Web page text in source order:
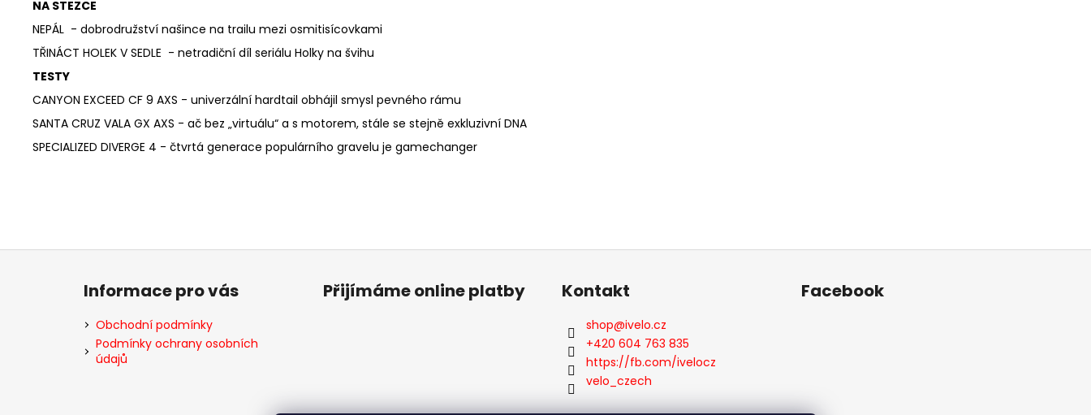
NA STEZCE
NEPÁL - dobrodružství našince na trailu mezi osmitisícovkami
TŘINÁCT HOLEK V SEDLE - netradiční díl seriálu Holky na švihu
TESTY
CANYON EXCEED CF 9 AXS - univerzální hardtail obhájil smysl pevného rámu
SANTA CRUZ VALA GX AXS - ač bez „virtuálu“ a s motorem, stále se stejně exkluzivní DNA
SPECIALIZED DIVERGE 4 - čtvrtá generace populárního gravelu je gamechanger
Z
Informace pro vás
Obchodní podmínky
Podmínky ochrany osobních
údajů
Přijímáme online platby Kontakt
shop@ivelo.cz
+420 604 763 835
https://fb.com/ivelocz
velo_czech
Facebook